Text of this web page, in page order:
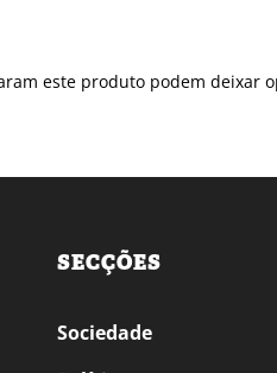
este produto podem deixar
SECÇÕES
Sociedade